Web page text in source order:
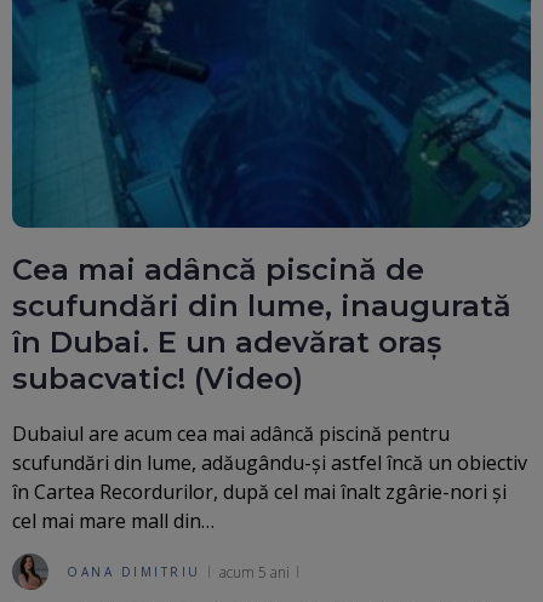
Cea mai adâncă piscină de
scufundări din lume, inaugurată
în Dubai. E un adevărat oraș
subacvatic! (Video)
Dubaiul are acum cea mai adâncă piscină pentru
scufundări din lume, adăugându-și astfel încă un obiectiv
în Cartea Recordurilor, după cel mai înalt zgârie-nori și
cel mai mare mall din…
OANA DIMITRIU acum 5 ani